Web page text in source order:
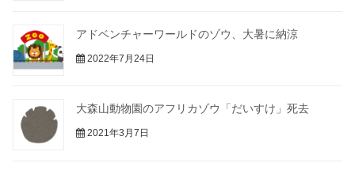
アドベンチャーワールドのゾウ、大暑に納涼
2022年7月24日
大森山動物園のアフリカゾウ「だいすけ」死去
2021年3月7日